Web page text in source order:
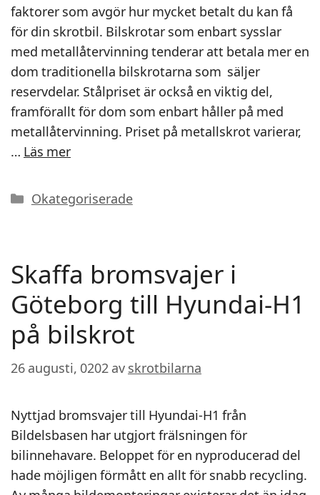
faktorer som avgör hur mycket betalt du kan få
för din skrotbil. Bilskrotar som enbart sysslar
med metallåtervinning tenderar att betala mer en
dom traditionella bilskrotarna som säljer
reservdelar. Stålpriset är också en viktig del,
framförallt för dom som enbart håller på med
metallåtervinning. Priset på metallskrot varierar,
… Läs mer
Kategorier
Okategoriserade
Skaffa bromsvajer i
Göteborg till Hyundai-H1
på bilskrot
26 augusti, 0202 av skrotbilarna
Nyttjad bromsvajer till Hyundai-H1 från
Bildelsbasen har utgjort frälsningen för
bilinnehavare. Beloppet för en nyproducerad del
hade möjligen förmått en allt för snabb recycling.